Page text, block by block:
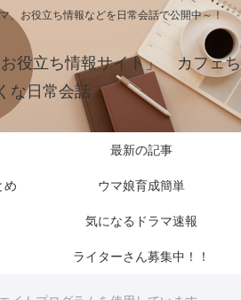
、お役立ち情報などを日常会話で公開中～！
お役立ち情報サイト」 カフェち
な日常会話
最新の記事
め ウマ娘育成簡単
気になるドラマ速報
ライターさん募集中！！